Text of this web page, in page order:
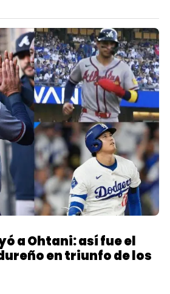
a Ohtani: así fue el
en triunfo de los